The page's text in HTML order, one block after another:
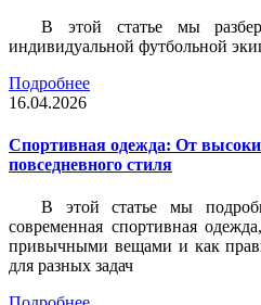
В этой статье мы
индивидуальной футбольной
Подробнее
16.04.2026
Спортивная одежда: От
повседневного стиля
В этой статье мы
современная спортивная
привычными вещами и как
для разных задач